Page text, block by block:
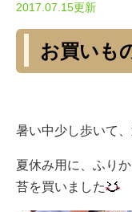
2017.07.15更新
お買いも
暑い中少し歩いて
夏休み用に、ふり
苔を買いました